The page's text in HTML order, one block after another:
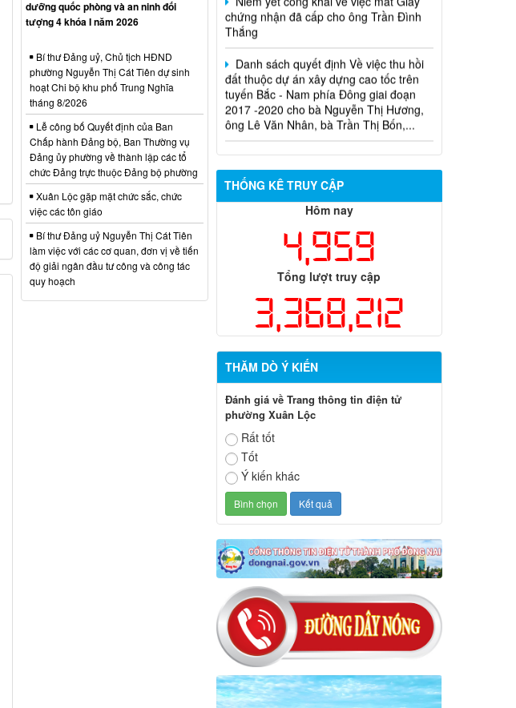
Thắng
Danh sách quyết định Về việc thu hồi
đất thuộc dự án xây dựng cao tốc trên
tuyến Bắc - Nam phía Đông giai đoạn
2017 -2020 cho bà Nguyễn Thị Hương,
ông Lê Văn Nhân, bà Trần Thị Bốn,...
Quyết định xử phạt vi phạm hành
THỐNG KÊ TRUY CẬP
Hôm nay
4,959
Tổng lượt truy cập
3,368,212
THĂM DÒ Ý KIẾN
Đánh giá về Trang thông tin điện tử
phường Xuân Lộc
Rất tốt
Tốt
Ý kiến khác
dưỡng quốc phòng và an ninh đối
tượng 4 khóa I năm 2026
Bí thư Đảng uỷ, Chủ tịch HĐND
phường Nguyễn Thị Cát Tiên dự sinh
hoạt Chi bộ khu phố Trung Nghĩa
tháng 8/2026
Lễ công bố Quyết định của Ban
Chấp hành Đảng bộ, Ban Thường vụ
Đảng ủy phường về thành lập các tổ
chức Đảng trực thuộc Đảng bộ phường
Xuân Lộc gặp mặt chức sắc, chức
việc các tôn giáo
Bí thư Đảng uỷ Nguyễn Thị Cát Tiên
làm việc với các cơ quan, đơn vị về tiến
độ giải ngân đầu tư công và công tác
quy hoạch